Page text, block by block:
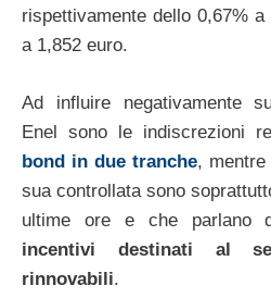
rispettivamente dello 0,67% a
a 1,852 euro.
Ad influire negativamente
Enel sono le indiscrezioni
bond in due tranche, mentre
sua controllata sono
ultime ore e che parlano
incentivi destinati al
rinnovabili.